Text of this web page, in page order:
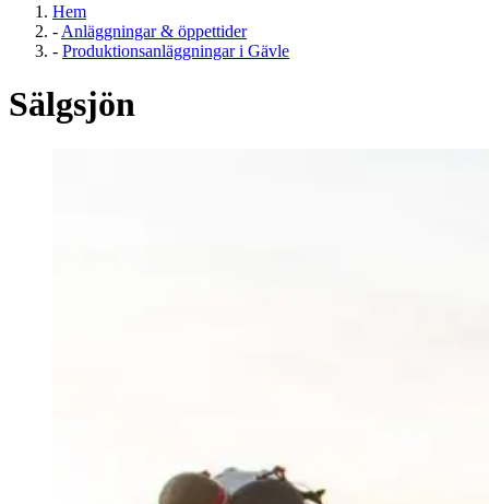
Hem
- Anläggningar & öppettider
- Produktionsanläggningar i Gävle
Sälgsjön